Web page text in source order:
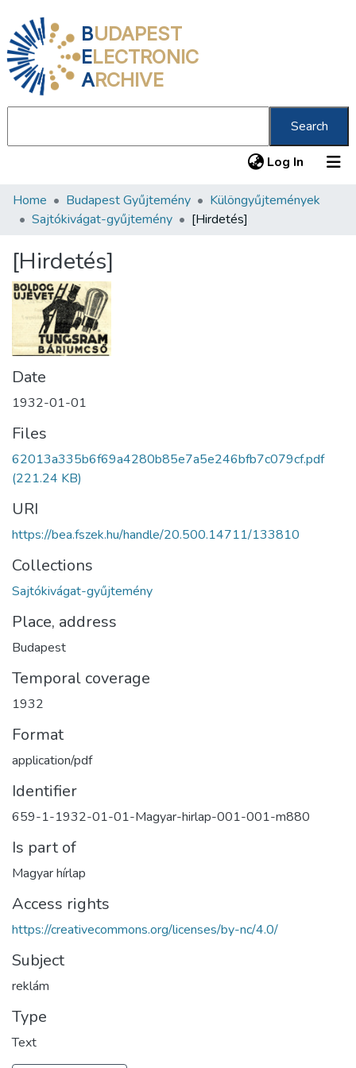
BUDAPEST
ELECTRONIC
ARCHIVE
Search
Log In (current)
Communities & Collections
Statistics
About us
Home Budapest Gyűjtemény
Különgyűjtemények
Sajtókivágat-gyűjtemény
[Hirdetés]
[Hirdetés]
Date
1932-01-01
Files
62013a335b6f69a4280b85e7a5e246bfb7c079cf.pdf
(221.24 KB)
URI
https://bea.fszek.hu/handle/20.500.14711/133810
Collections
Sajtókivágat-gyűjtemény
Place, address
Budapest
Temporal coverage
1932
Format
application/pdf
Identifier
659-1-1932-01-01-Magyar-hirlap-001-001-m880
Is part of
Magyar hírlap
Access rights
https://creativecommons.org/licenses/by-nc/4.0/
Subject
reklám
Type
Text